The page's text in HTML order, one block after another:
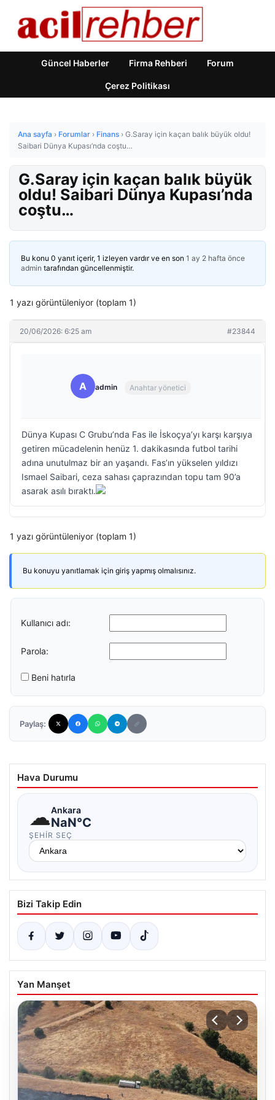
Güncel Haberler Firma Rehberi Forum
Çerez Politikası
Ana sayfa › Forumlar › Finans › G.Saray için kaçan balık büyük oldu!
Saibari Dünya Kupası’nda coştu…
G.Saray için kaçan balık büyük
oldu! Saibari Dünya Kupası’nda
coştu…
Bu konu 0 yanıt içerir, 1 izleyen vardır ve en son 1 ay 2 hafta önce
admin tarafından güncellenmiştir.
1 yazı görüntüleniyor (toplam 1)
20/06/2026: 6:25 am #23844
A admin Anahtar yönetici
Dünya Kupası C Grubu’nda Fas ile İskoçya’yı karşı karşıya
getiren mücadelenin henüz 1. dakikasında futbol tarihi
adına unutulmaz bir an yaşandı. Fas’ın yükselen yıldızı
Ismael Saibari, ceza sahası çaprazından topu tam 90’a
asarak asılı bıraktı.
1 yazı görüntüleniyor (toplam 1)
Bu konuyu yanıtlamak için giriş yapmış olmalısınız.
Kullanıcı adı:
Parola:
Beni hatırla
Paylaş:
Hava Durumu
☁Ankara
NaN°C
ŞEHIR SEÇ
Bizi Takip Edin
Yan Manşet